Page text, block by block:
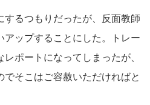
するつもりだったが、反面教師
アップすることにした。トレー
ポートになってしまったが、
でそこはご容赦いただければと